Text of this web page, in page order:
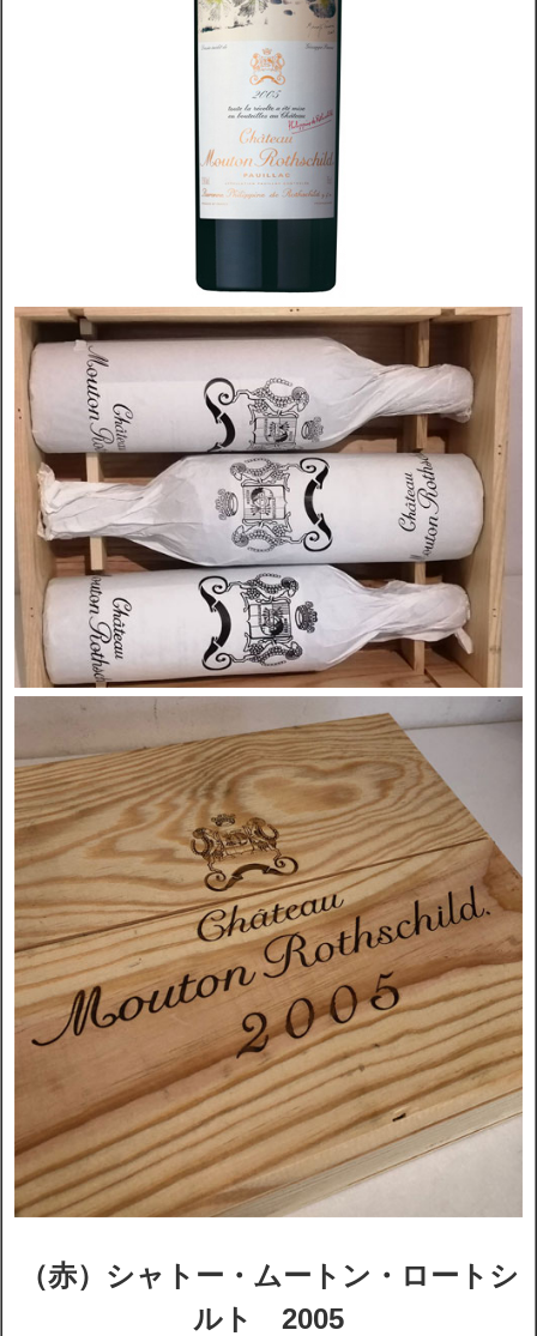
（赤）シャトー・ムートン・ロートシ
ルト 2005